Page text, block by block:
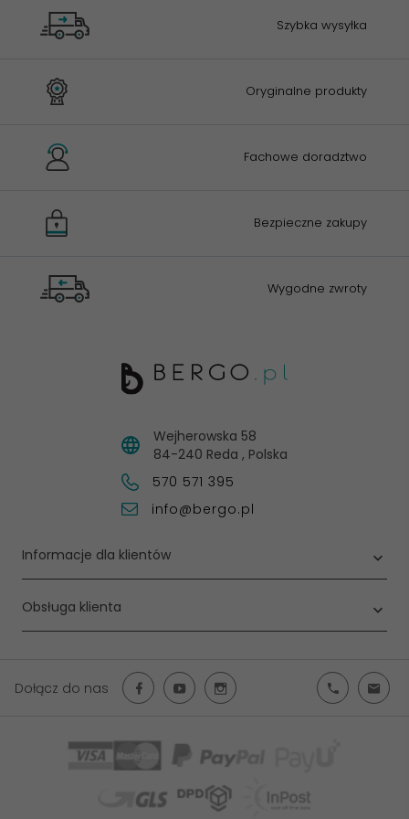
Szybka wysyłka
Oryginalne produkty
Fachowe doradztwo
Bezpieczne zakupy
Wygodne zwroty
Wejherowska 58
84-240 Reda , Polska
570 571 395
info@bergo.pl
Informacje dla klientów
Obsługa klienta
Dołącz do nas